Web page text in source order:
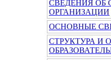
СВЕДЕНИЯ ОБ
ОРГАНИЗАЦИИ
ОСНОВНЫЕ
СТРУКТУРА И